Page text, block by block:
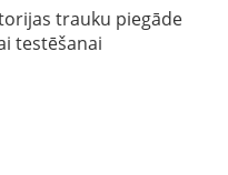
trauku piegāde
testēšanai